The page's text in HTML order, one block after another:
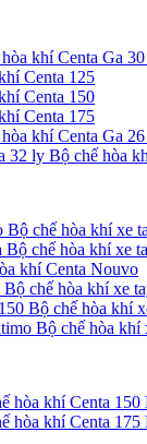
khí Centa Ga
Centa 125
Centa 150
Centa 175
khí Centa Ga
Bộ chế hòa
Bộ chế hòa khí xe
Bộ chế hòa khí xe
khí Centa Nouvo
Bộ chế hòa khí xe
Bộ chế hòa khí
Bộ chế hòa khí
hòa khí Centa 150
hòa khí Centa 175